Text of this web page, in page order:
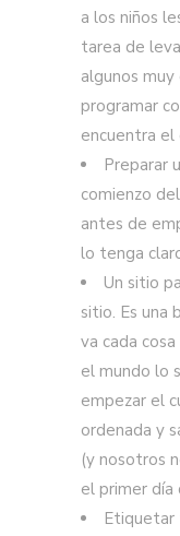
a los niños
tarea de
algunos
programar
encuentra el
Preparar
comienzo
antes de
lo tenga
Un sitio
sitio. Es una
va cada
el mundo lo
empezar el
ordenada y
(y nosotros
el primer día
Etiquetar